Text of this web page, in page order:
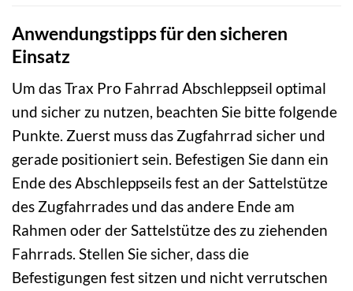
Anwendungstipps für den sicheren
Einsatz
Um das Trax Pro Fahrrad Abschleppseil optimal
und sicher zu nutzen, beachten Sie bitte folgende
Punkte. Zuerst muss das Zugfahrrad sicher und
gerade positioniert sein. Befestigen Sie dann ein
Ende des Abschleppseils fest an der Sattelstütze
des Zugfahrrades und das andere Ende am
Rahmen oder der Sattelstütze des zu ziehenden
Fahrrads. Stellen Sie sicher, dass die
Befestigungen fest sitzen und nicht verrutschen